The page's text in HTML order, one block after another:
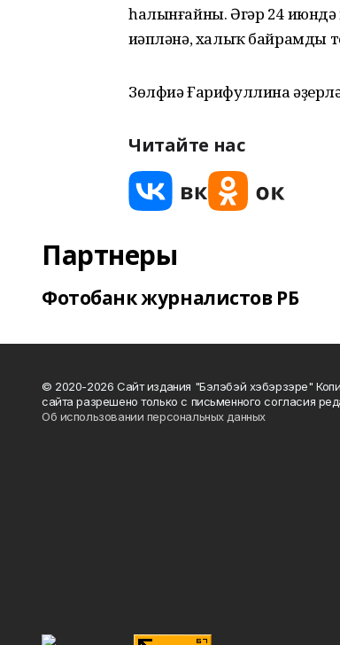
һалынғайны. Әгәр 24
иҫәпләнә, халыҡ байрамды
Зөлфиә Ғарифуллина
Читайте нас
Партнеры
Фотобанк журналистов РБ
© 2020-2026 Сайт издания "Бэлэбэй хэбэрзэре"
сайта разрешено только с письменного согласия
Об использовании персональных данных